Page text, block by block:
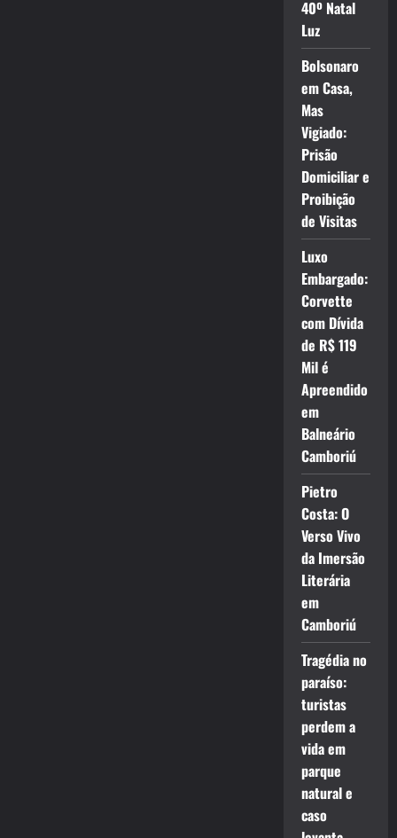
40º Natal
Luz
Bolsonaro
em Casa,
Mas
Vigiado:
Prisão
Domiciliar e
Proibição
de Visitas
Luxo
Embargado:
Corvette
com Dívida
de R$ 119
Mil é
Apreendido
em
Balneário
Camboriú
Pietro
Costa: O
Verso Vivo
da Imersão
Literária
em
Camboriú
Tragédia no
paraíso:
turistas
perdem a
vida em
parque
natural e
caso